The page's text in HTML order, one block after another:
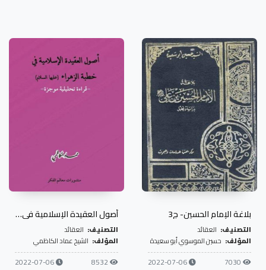
بلاغة الإمام الحسين- ج3
التصنيف: العقائد
المؤلف: حسين الموسوي أبو سعيدة
7030
2022-07-06
أصول العقيدة الإسلامية في خطبة الزهراء عليها السلام
التصنيف: العقائد
المؤلف: الشيخ عماد الكاظمي
8532
2022-07-06